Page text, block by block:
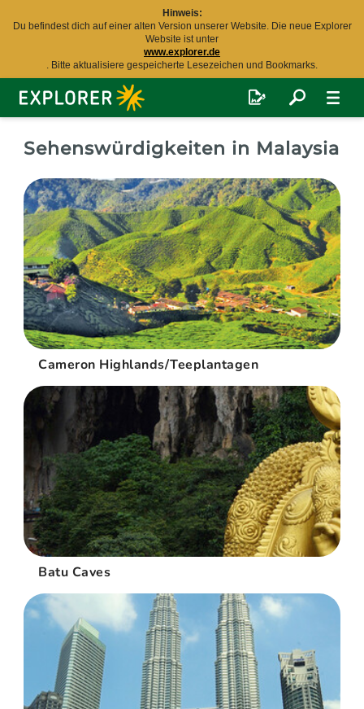
Hinweis:
Du befindest dich auf einer alten Version unserer Website. Die neue Explorer
Website ist unter
www.explorer.de
. Bitte aktualisiere gespeicherte Lesezeichen und Bookmarks.
Explorer
Fernreisen
Sehenswürdigkeiten in Malaysia
Cameron Highlands/Teeplantagen
Batu Caves